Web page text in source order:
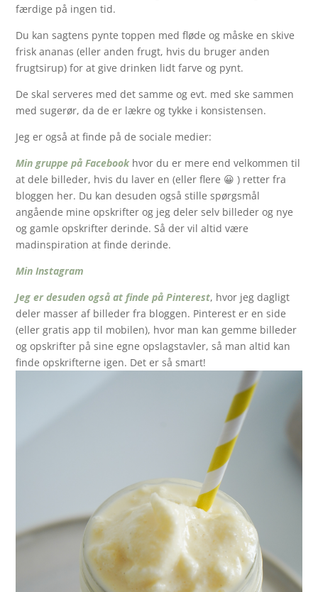
færdige på ingen tid.
Du kan sagtens pynte toppen med fløde og måske en skive
frisk ananas (eller anden frugt, hvis du bruger anden
frugtsirup) for at give drinken lidt farve og pynt.
De skal serveres med det samme og evt. med ske sammen
med sugerør, da de er lækre og tykke i konsistensen.
Jeg er også at finde på de sociale medier:
Min gruppe på Facebookhvor du er mere end velkommen til
at dele billeder, hvis du laver en (eller flere 😀 ) retter fra
bloggen her. Du kan desuden også stille spørgsmål
angående mine opskrifter og jeg deler selv billeder og nye
og gamle opskrifter derinde. Så der vil altid være
madinspiration at finde derinde.
Min Instagram
Jeg er desuden også at finde på Pinterest, hvor jeg dagligt
deler masser af billeder fra bloggen. Pinterest er en side
(eller gratis app til mobilen), hvor man kan gemme billeder
og opskrifter på sine egne opslagstavler, så man altid kan
finde opskrifterne igen. Det er så smart!